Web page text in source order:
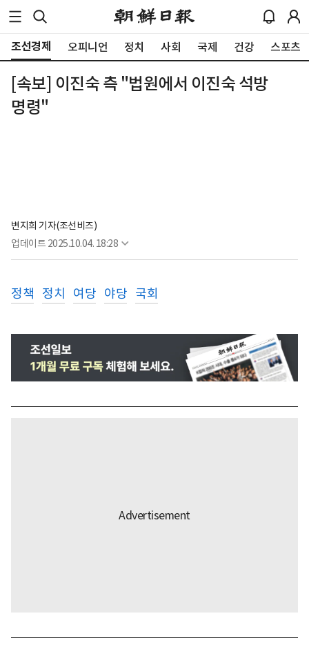
조선경제 오피니언 정치 사회 국제 건강 스포츠
[속보] 이진숙 측 "법원에서 이진숙 석방
명령"
변지희 기자(조선비즈)
업데이트 2025.10.04. 18:28
정책 정치 여당 야당 국회